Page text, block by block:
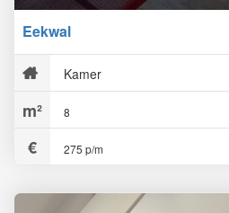
Eekwal
Kamer
8
275 p/m